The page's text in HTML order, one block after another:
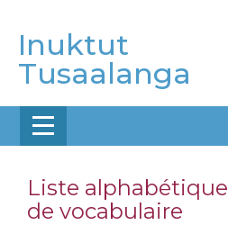
contenu
principal
Inuktut
Tusaalanga
Liste alphabétique
de vocabulaire